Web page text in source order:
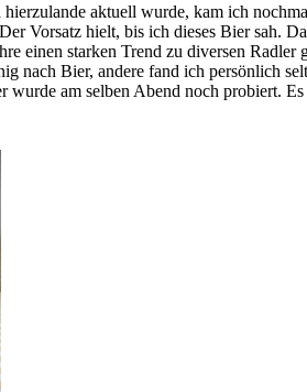
aktuell wurde, kam ich
Vorsatz hielt, bis ich dieses Bier sah.
einen starken Trend zu diversen
nach Bier, andere fand ich persönlich
wurde am selben Abend noch probiert.